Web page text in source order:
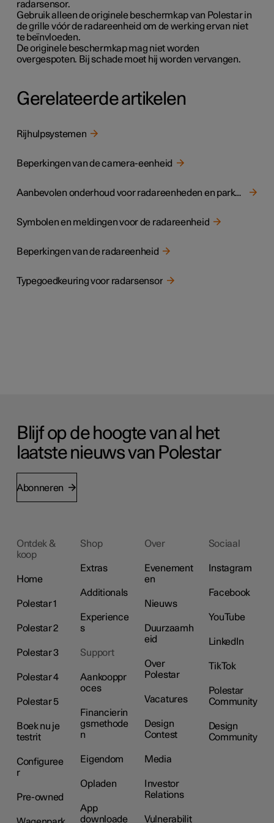
radarsensor.
Gebruik alleen de originele beschermkap van Polestar in
de grille vóór de radareenheid om de werking ervan niet
te beïnvloeden.
De originele beschermkap mag niet worden
overgespoten. Bij schade moet hij worden vervangen.
Gerelateerde artikelen
Rijhulpsystemen
Beperkingen van de camera-eenheid
Aanbevolen onderhoud voor radareenheden en parkeersensoren
Symbolen en meldingen voor de radareenheid
Beperkingen van de radareenheid
Typegoedkeuring voor radarsensor
Blijf op de hoogte van al het
laatste nieuws van Polestar
Abonneren
Ontdek &
koop
Home
Polestar 1
Polestar 2
Polestar 3
Polestar 4
Polestar 5
Boek nu je
testrit
Configuree
r
Pre-owned
Shop
Extras
Additionals
Experience
s
Support
Aankooppr
oces
Financierin
gsmethode
n
Eigendom
Opladen
App
downloade
Over
Evenement
en
Nieuws
Duurzaamh
eid
Over
Polestar
Vacatures
Design
Contest
Media
Investor
Relations
Vulnerabilit
Sociaal
Instagram
Facebook
YouTube
LinkedIn
TikTok
Polestar
Community
Design
Community